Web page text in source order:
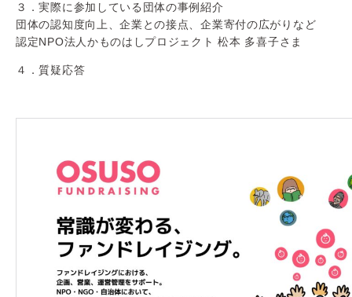
３．実際に参加している団体の事例紹介
団体の認知度向上、企業との接点、企業寄付の広がりなど
認定NPO法人かものはしプロジェクト 松本 多喜子さま
４．質疑応答